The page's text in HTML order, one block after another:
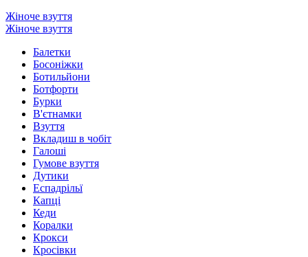
Жіноче взуття
Жіноче взуття
Балетки
Босоніжки
Ботильйони
Ботфорти
Бурки
В'єтнамки
Взуття
Вкладиш в чобіт
Галоші
Гумове взуття
Дутики
Еспадрільї
Капці
Кеди
Коралки
Крокси
Кросівки